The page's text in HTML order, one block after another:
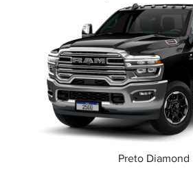
Preto Diamond